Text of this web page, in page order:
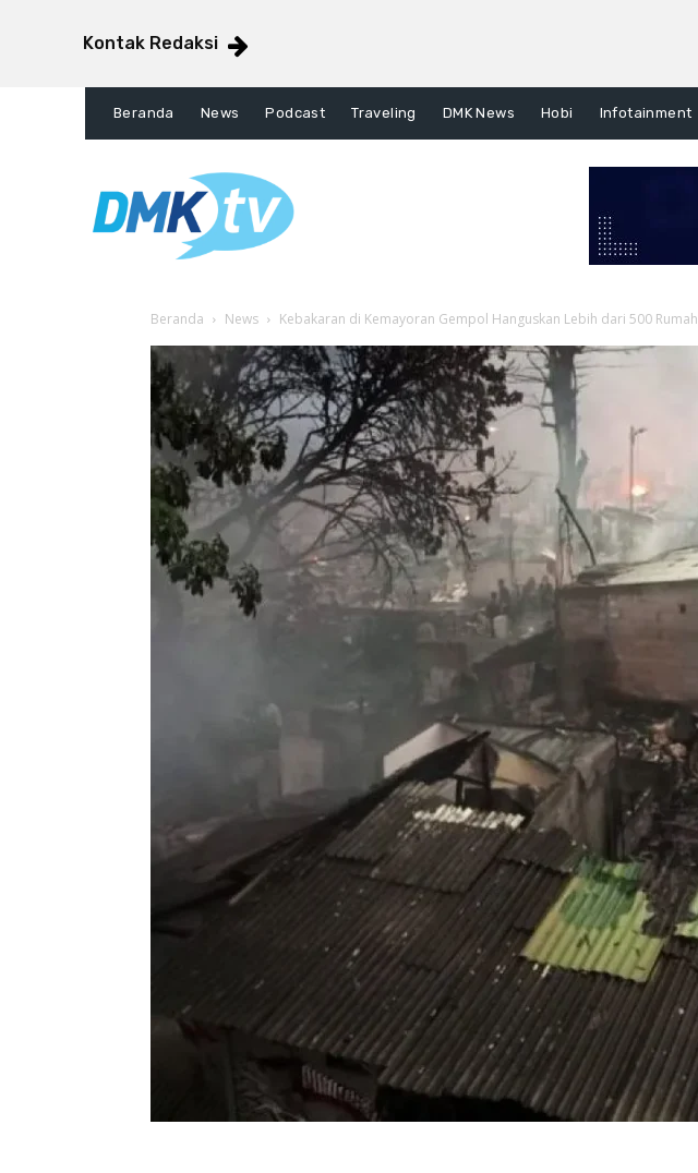
Kontak Redaksi
Beranda News Podcast Traveling DMK News Hobi Infotainment
Beranda News Kebakaran di Kemayoran Gempol Hanguskan Lebih dari 500 Rumah